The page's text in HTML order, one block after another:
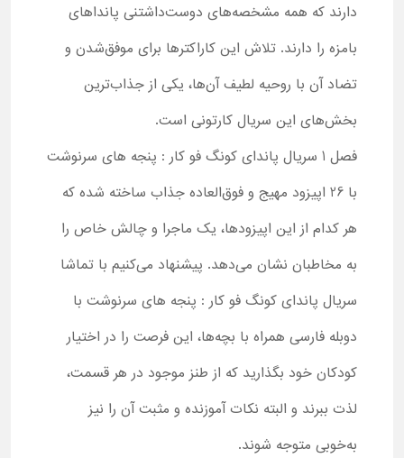
دارند که همه مشخصه‌های دوست‌داشتنی پانداهای
بامزه را دارند. تلاش این کاراکترها برای موفق‌شدن و
تضاد آن با روحیه لطیف آن‌ها، یکی از جذاب‌ترین
بخش‌های این سریال کارتونی است.
فصل 1 سریال پاندای کونگ فو کار : پنجه های سرنوشت
با 26 اپیزود مهیج و فوق‌العاده جذاب ساخته شده که
هر کدام از این اپیزودها، یک ماجرا و چالش خاص را
به مخاطبان نشان می‌دهد. پیشنهاد می‌کنیم با تماشا
سریال پاندای کونگ فو کار : پنجه های سرنوشت با
دوبله فارسی همراه با بچه‌ها، این فرصت را در اختیار
کودکان خود بگذارید که از طنز موجود در هر قسمت،
لذت ببرند و البته نکات آموزنده و مثبت آن را نیز
به‌خوبی متوجه شوند.